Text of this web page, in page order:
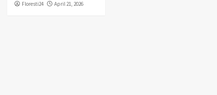
Floresti24 April 21, 2026